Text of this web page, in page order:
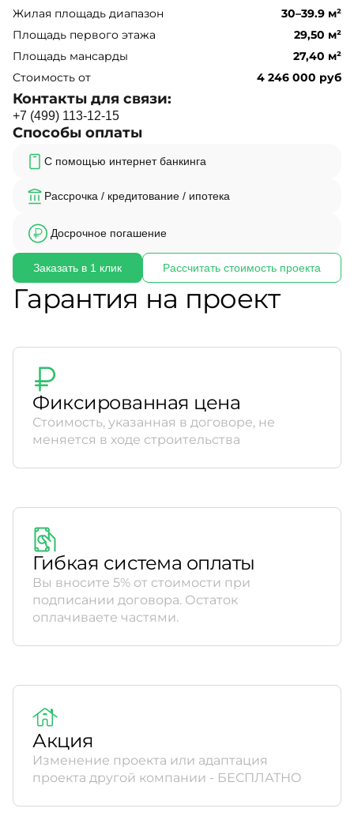
Жилая площадь диапазон
30–39.9 м²
Площадь первого этажа
29,50 м²
Площадь мансарды
27,40 м²
Стоимость от
4 246 000 руб
Контакты для связи:
+7 (499) 113-12-15
Способы оплаты
С помощью интернет банкинга
Рассрочка / кредитование / ипотека
Досрочное погашение
Заказать в 1 клик Рассчитать стоимость проекта
Гарантия на проект
Фиксированная цена
Стоимость, указанная в договоре, не
меняется в ходе строительства
Гибкая система оплаты
Вы вносите 5% от стоимости при
подписании договора. Остаток
оплачиваете частями.
Акция
Изменение проекта или адаптация
проекта другой компании - БЕСПЛАТНО